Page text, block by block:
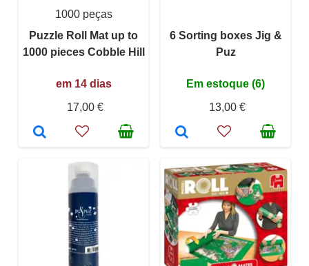
1000 peças
Puzzle Roll Mat up to
1000 pieces Cobble Hill
em 14 dias
17,00 €
6 Sorting boxes Jig &
Puz
Em estoque (6)
13,00 €